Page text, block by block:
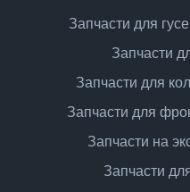
Запчасти для
Запчасти
Запчасти для
Запчасти для
Запчасти на
Запчасти